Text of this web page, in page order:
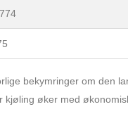
bekymringer om den
øker med